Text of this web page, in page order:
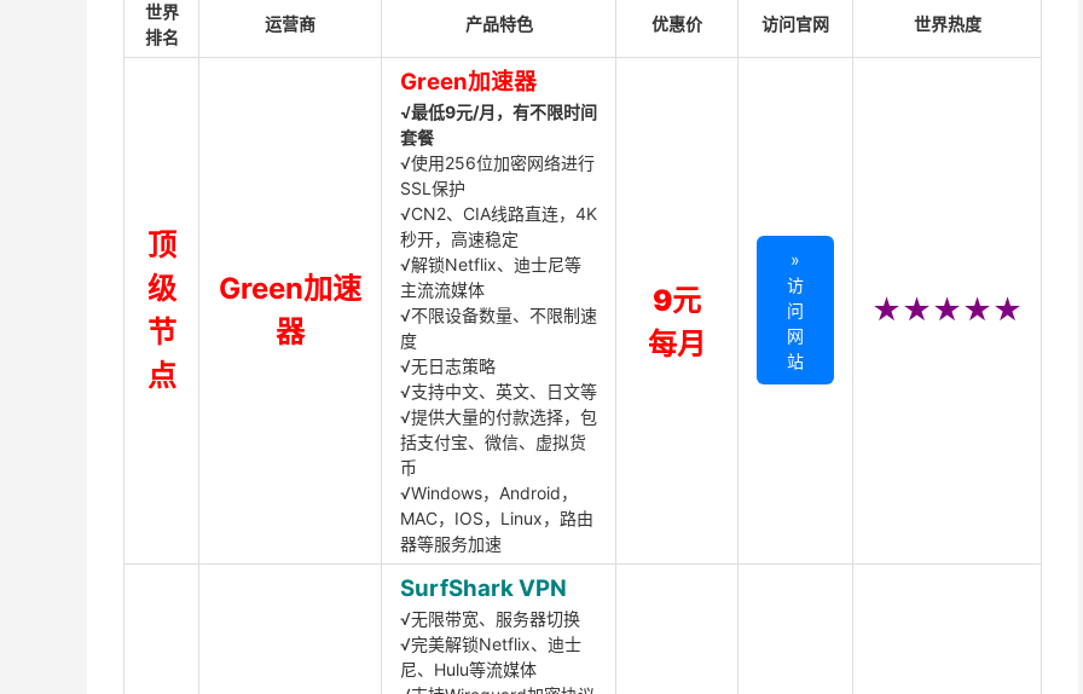
世界
排名
运营商 产品特色 优惠价 访问官网 世界热度
顶
级
节
点
Green加速
器
Green加速器
√最低9元/月，有不限时间
套餐
√使用256位加密网络进行
SSL保护
√CN2、CIA线路直连，4K
秒开，高速稳定
√解锁Netflix、迪士尼等
主流流媒体
√不限设备数量、不限制速
度
√无日志策略
√支持中文、英文、日文等
√提供大量的付款选择，包
括支付宝、微信、虚拟货
币
√Windows，Android，
MAC，IOS，Linux，路由
器等服务加速
9元
每月
»
访
问
网
站
★★★★★
SurfShark VPN
√无限带宽、服务器切换
√完美解锁Netflix、迪士
尼、Hulu等流媒体